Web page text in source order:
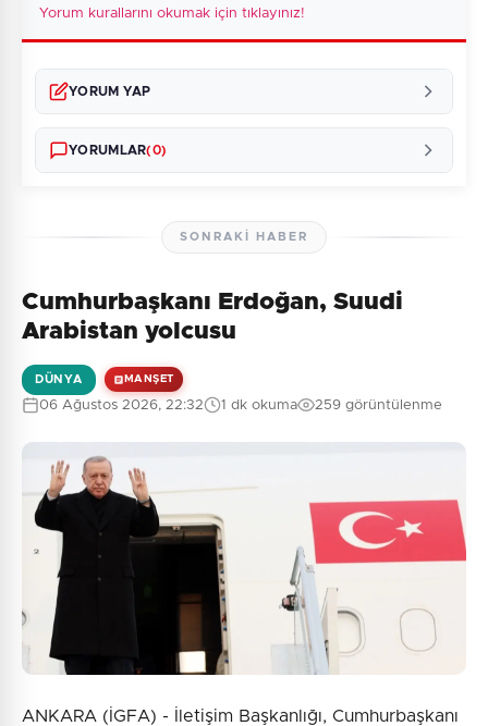
Yorum kurallarını okumak için tıklayınız!
YORUM YAP
Gönder
YORUMLAR(0)
Henüz yorum yapılmamış. İlk yorumu siz yapın!
SONRAKI HABER
Cumhurbaşkanı Erdoğan, Suudi
Arabistan yolcusu
DÜNYA MANŞET
06 Ağustos 2026, 22:32 1 dk okuma 259 görüntülenme
ANKARA (İGFA) - İletişim Başkanlığı, Cumhurbaşkanı